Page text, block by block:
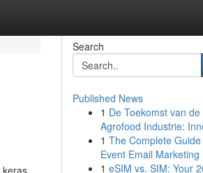
.
Search
Published News
1 De Toekomst van de
Agrofood Industrie:
1 The Complete Guide
Event Email Marketing
1 eSIM vs. SIM: Your